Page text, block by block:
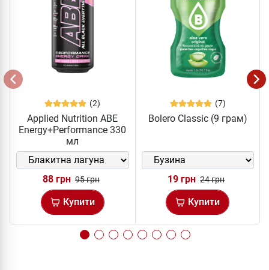
(2)
Applied Nutrition ABE
Energy+Performance 330
мл
88 грн 95 грн
Купити
(7)
Bolero Classic (9 грам)
19 грн 24 грн
Купити